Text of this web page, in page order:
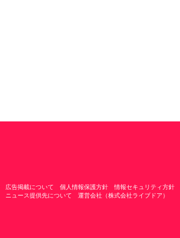
広告掲載について 個人情報保護方針 情報セキュリティ方針
ニュース提供先について 運営会社（株式会社ライブドア）